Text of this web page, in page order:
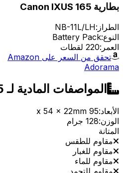
بطارية Canon IXUS 165
الطراز:NB-11L/LH
النوع:Battery Pack
العمر:220 لقطات
تحقق من السعر على Amazon
Adorama
المواصفات المادية لـ Canon IXUS 165
الأبعاد:95 x 54 x 22mm
الوزن:128 جرام
المتانة
مقاوم للطقس
مقاوم للغبار
مقاوم للماء